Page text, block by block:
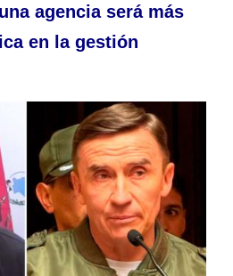
agencia será más
en la gestión